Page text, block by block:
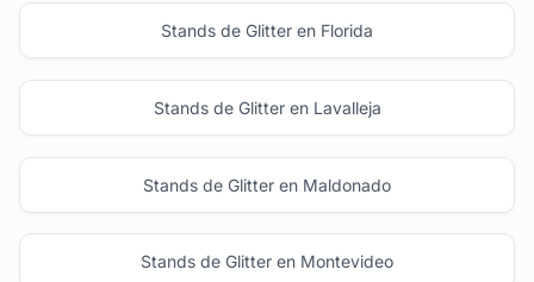
Stands de Glitter en Florida
Stands de Glitter en Lavalleja
Stands de Glitter en Maldonado
Stands de Glitter en Montevideo